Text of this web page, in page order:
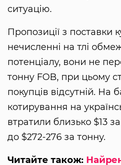
ситуацію.
Пропозиції з поставки
нечисленні на тлі
потенціалу, вони не
тонну FOB, при цьому
покупців відсутній. На
котирування на
втратили близько $13
до $272-276 за тонну.
Читайте також: